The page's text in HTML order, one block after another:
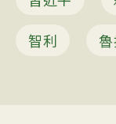
智利